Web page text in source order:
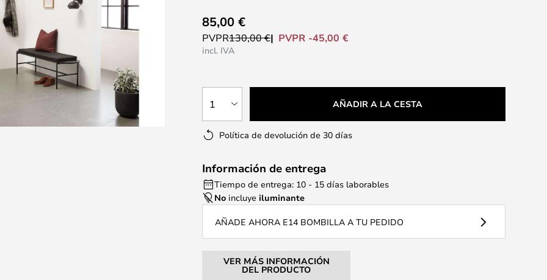
85,00 €
PVPR130,00 € PVPR -45,00 €
incl. IVA
1 AÑADIR A LA CESTA
Política de devolución de 30 días
Información de entrega
Tiempo de entrega: 10 - 15 días laborables
No incluyeiluminante
AÑADE AHORA E14 BOMBILLA A TU PEDIDO
VER MÁS INFORMACIÓN
DEL PRODUCTO